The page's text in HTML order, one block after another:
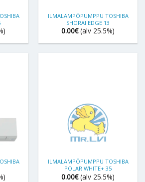
ILMALÄMPÖPUMPPU TOSHIBA
SHORAI EDGE 13
0.00€ (alv 25.5%)
ILMALÄMPÖPUMPPU TOSHIBA
POLAR WHITE+ 35
0.00€ (alv 25.5%)